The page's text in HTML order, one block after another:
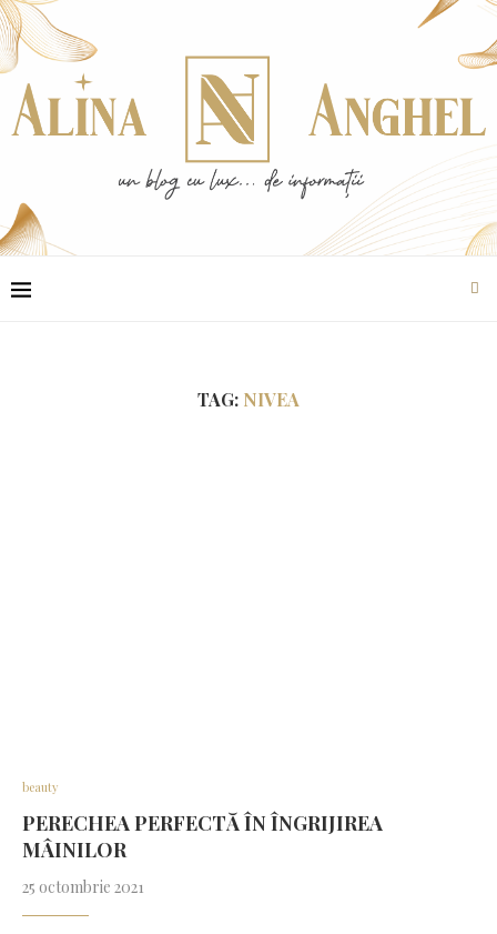
TAG: NIVEA
beauty
PERECHEA PERFECTĂ ÎN ÎNGRIJIREA
MÂINILOR
25 octombrie 2021